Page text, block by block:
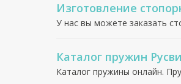
Изготовление
У нас вы можете заказать
Каталог пружин
Каталог пружины онлайн.